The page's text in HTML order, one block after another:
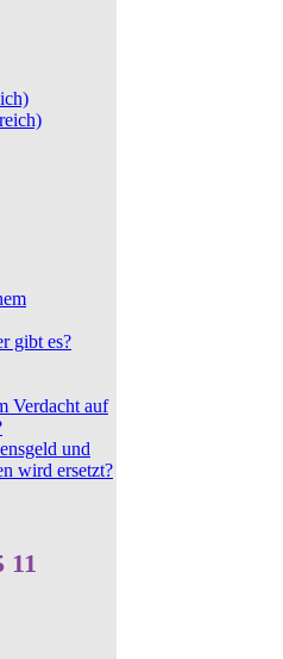
gibt es?
Verdacht auf
und
wird ersetzt?
11